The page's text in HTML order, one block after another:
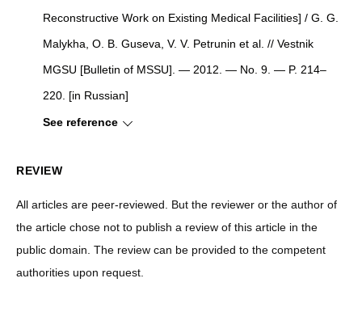
Reconstructive Work on Existing Medical Facilities] / G. G.
Malykha, O. B. Guseva, V. V. Petrunin et al. // Vestnik
MGSU [Bulletin of MSSU]. — 2012. — No. 9. — P. 214–
220. [in Russian]
See reference
REVIEW
All articles are peer-reviewed. But the reviewer or the author of
the article chose not to publish a review of this article in the
public domain. The review can be provided to the competent
authorities upon request.